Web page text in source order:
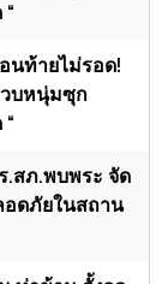
นท้ายไม่รอด!
วบหนุ่มซุก
.สภ.พบพระ จัด
อดภัยในสถาน